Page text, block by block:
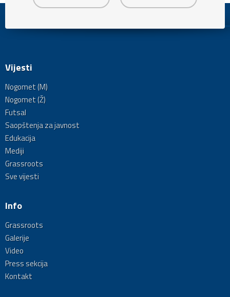
Vijesti
Nogomet (M)
Nogomet (Ž)
Futsal
Saopštenja za javnost
Edukacija
Mediji
Grassroots
Sve vijesti
Info
Grassroots
Galerije
Video
Press sekcija
Kontakt